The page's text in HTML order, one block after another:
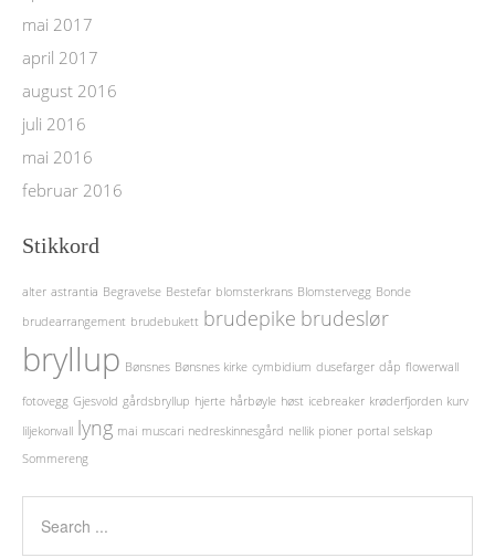
mai 2017
april 2017
august 2016
juli 2016
mai 2016
februar 2016
Stikkord
alter astrantia Begravelse Bestefar blomsterkrans Blomstervegg Bonde
brudearrangement brudebukett brudepike brudeslør
bryllup Bønsnes Bønsnes kirke cymbidium dusefarger dåp flowerwall
fotovegg Gjesvold gårdsbryllup hjerte hårbøyle høst icebreaker krøderfjorden kurv
liljekonvall lyng mai muscari nedreskinnesgård nellik pioner portal selskap
Sommereng